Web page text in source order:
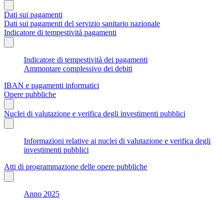
Dati sui pagamenti
Dati sui pagamenti del servizio sanitario nazionale
Indicatore di tempestività pagamenti
Indicatore di tempestività dei pagamenti
Ammontare complessivo dei debiti
IBAN e pagamenti informatici
Opere pubbliche
Nuclei di valutazione e verifica degli investimenti pubblici
Informazioni relative ai nuclei di valutazione e verifica degli
investimenti pubblici
Atti di programmazione delle opere pubbliche
Anno 2025